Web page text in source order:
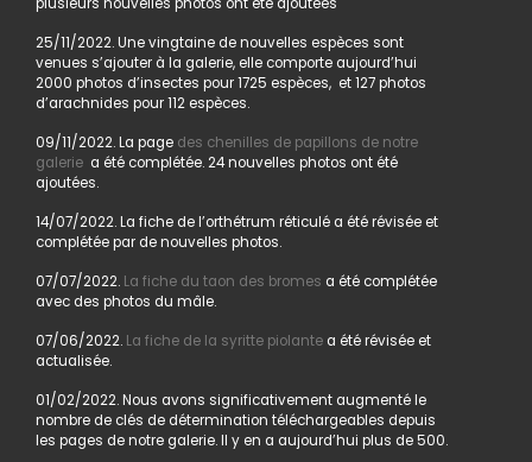
25/11/2022. Une vingtaine de nouvelles espèces sont
venues s’ajouter à la galerie, elle comporte aujourd’hui
2000 photos d’insectes pour 1725 espèces, et 127 photos
d’arachnides pour 112 espèces.
09/11/2022. La page des chenilles de papillons de notre
galerie a été complétée. 24 nouvelles photos ont été
ajoutées.
14/07/2022. La fiche de l’orthétrum réticulé a été révisée et
complétée par de nouvelles photos.
07/07/2022. La fiche du taon des bromes a été complétée
avec des photos du mâle.
07/06/2022. La fiche de la syritte piolantea été révisée et
actualisée.
01/02/2022. Nous avons significativement augmenté le
nombre de clés de détermination téléchargeables depuis
les pages de notre galerie. Il y en a aujourd’hui plus de 500.